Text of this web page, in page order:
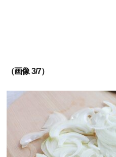
（画像 3/7）